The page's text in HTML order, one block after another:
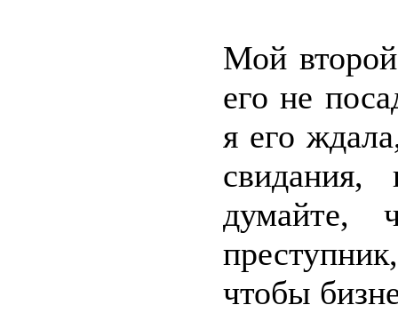
Мой
его не
я его
думайте,
чтобы